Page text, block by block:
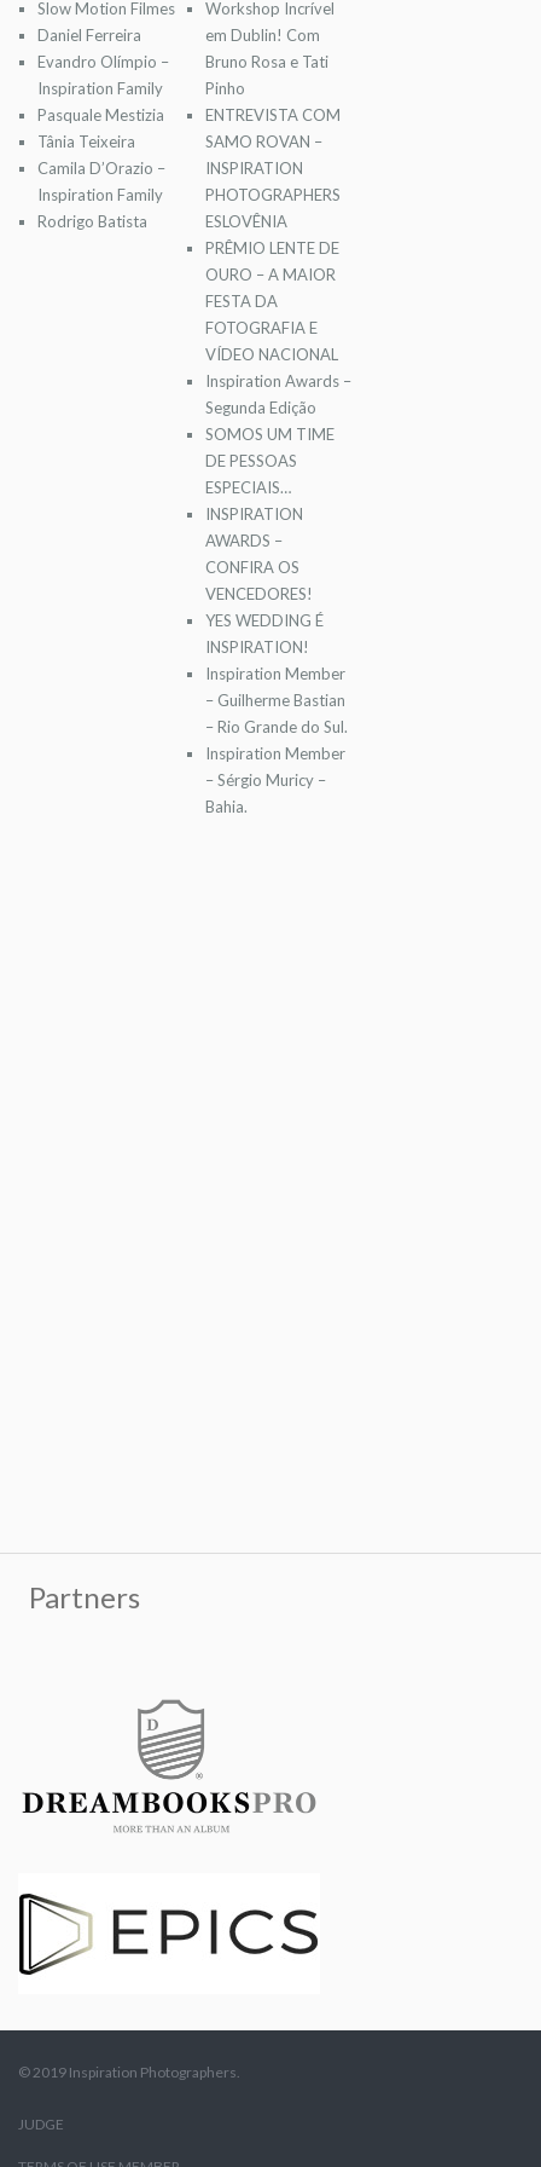
Slow Motion Filmes
Daniel Ferreira
Evandro Olímpio –
Inspiration Family
Pasquale Mestizia
Tânia Teixeira
Camila D’Orazio –
Inspiration Family
Rodrigo Batista
Workshop Incrível
em Dublin! Com
Bruno Rosa e Tati
Pinho
ENTREVISTA COM
SAMO ROVAN –
INSPIRATION
PHOTOGRAPHERS
ESLOVÊNIA
PRÊMIO LENTE DE
OURO – A MAIOR
FESTA DA
FOTOGRAFIA E
VÍDEO NACIONAL
Inspiration Awards –
Segunda Edição
SOMOS UM TIME
DE PESSOAS
ESPECIAIS…
INSPIRATION
AWARDS –
CONFIRA OS
VENCEDORES!
YES WEDDING É
INSPIRATION!
Inspiration Member
– Guilherme Bastian
– Rio Grande do Sul.
Inspiration Member
– Sérgio Muricy –
Bahia.
© 2019 Inspiration Photographers.
JUDGE